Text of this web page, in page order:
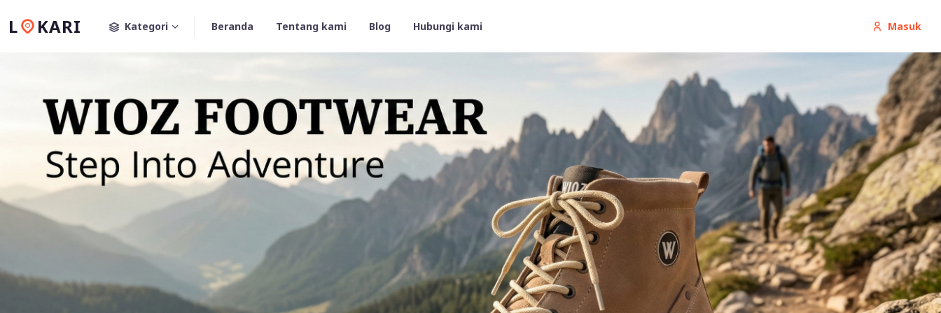
L KARI Masuk
Kategori Beranda Tentang kami Blog Hubungi kami